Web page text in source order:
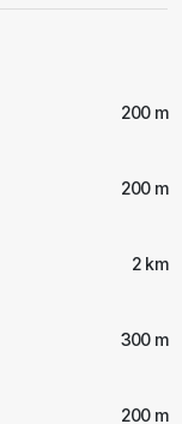
200 m
200 m
2 km
300 m
200 m